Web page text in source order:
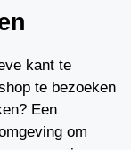
kant te
te bezoeken
Een
om